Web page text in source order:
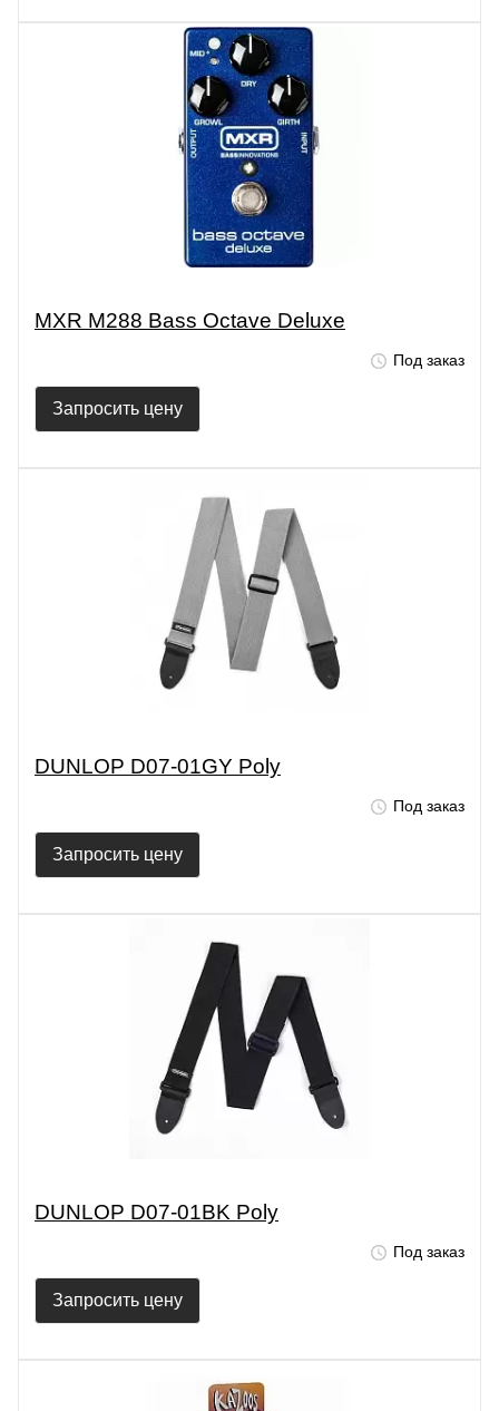
MXR M288 Bass Octave Deluxe
Под заказ
Запросить цену
DUNLOP D07-01GY Poly
Под заказ
Запросить цену
DUNLOP D07-01BK Poly
Под заказ
Запросить цену